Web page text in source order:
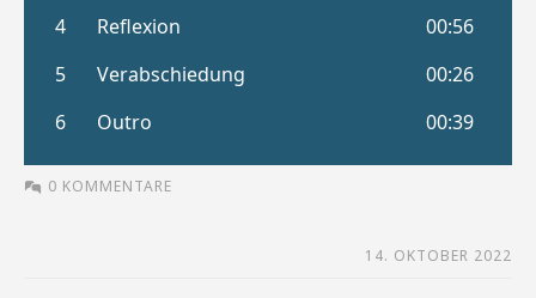
0 KOMMENTARE
14. OKTOBER 2022